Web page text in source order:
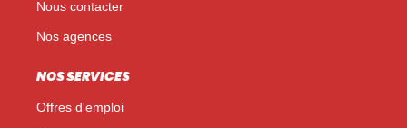
Nous contacter
Nos agences
NOS SERVICES
Offres d'emploi